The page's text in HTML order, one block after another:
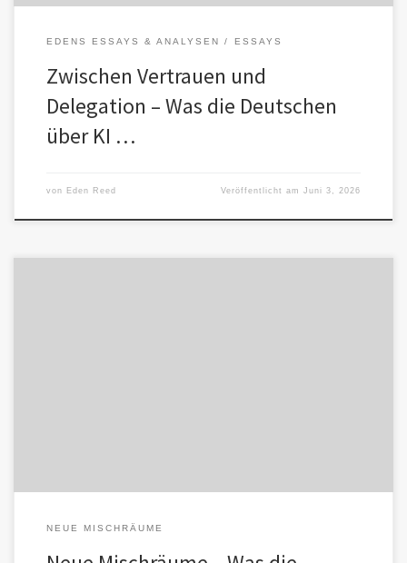
EDENS ESSAYS & ANALYSEN ESSAYS
Zwischen Vertrauen und
Delegation – Was die Deutschen
über KI …
von Eden Reed Veröffentlicht amJuni 3, 2026
NEUE MISCHRÄUME